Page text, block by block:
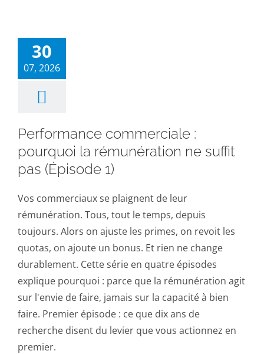
30
07, 2026
Performance commerciale :
pourquoi la rémunération ne suffit
pas (Épisode 1)
Vos commerciaux se plaignent de leur
rémunération. Tous, tout le temps, depuis
toujours. Alors on ajuste les primes, on revoit les
quotas, on ajoute un bonus. Et rien ne change
durablement. Cette série en quatre épisodes
explique pourquoi : parce que la rémunération agit
sur l'envie de faire, jamais sur la capacité à bien
faire. Premier épisode : ce que dix ans de
recherche disent du levier que vous actionnez en
premier.